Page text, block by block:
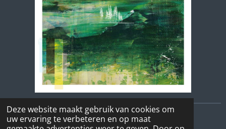
Deze website maakt gebruik van cookies om
uw ervaring te verbeteren en op maat
© 2026 mijn beste muziek